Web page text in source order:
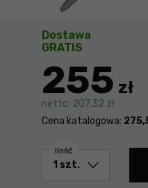
Dostawa
GRATIS
255 zł
netto: 207,32 zł
Cena katalogowa:
Ilość